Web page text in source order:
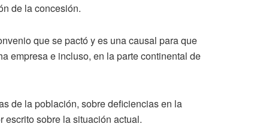
de la concesión.
que se pactó y es una causal para que
empresa e incluso, en la parte continental de
de la población, sobre deficiencias en la
sobre la situación actual.